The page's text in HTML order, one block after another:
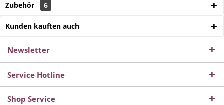
Zubehör 6
Kunden kauften auch
Newsletter
Service Hotline
Shop Service